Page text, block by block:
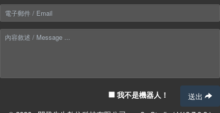
我不是機器人！
送出